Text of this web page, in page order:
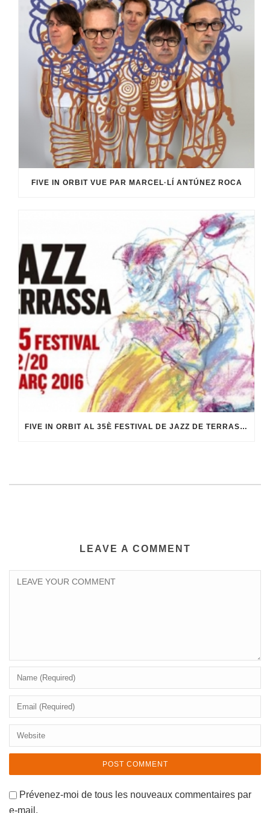
FIVE IN ORBIT VUE PAR MARCEL·LÍ ANTÚNEZ ROCA
FIVE IN ORBIT AL 35È FESTIVAL DE JAZZ DE TERRASSA
LEAVE A COMMENT
Prévenez-moi de tous les nouveaux commentaires par
e-mail.